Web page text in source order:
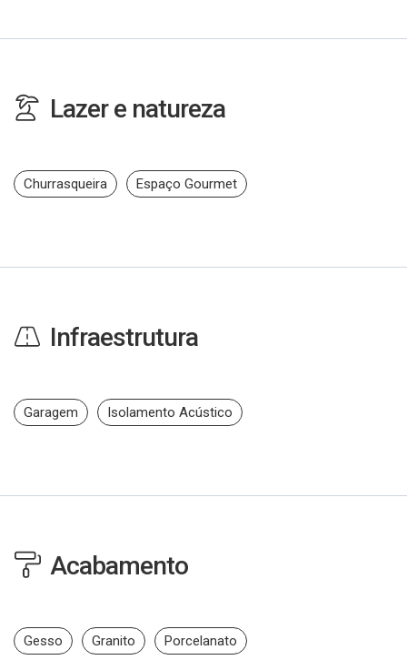
Lazer e natureza
Churrasqueira Espaço Gourmet
Infraestrutura
Garagem Isolamento Acústico
Acabamento
Gesso Granito Porcelanato